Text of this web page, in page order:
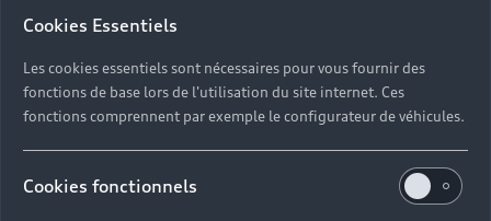
Cookies Essentiels
Les cookies essentiels sont nécessaires pour vous fournir des
fonctions de base lors de l'utilisation du site internet. Ces
fonctions comprennent par exemple le configurateur de véhicules.
Cookies fonctionnels